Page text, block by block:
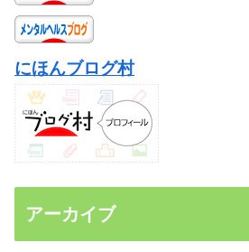
にほんブログ村
アーカイブ